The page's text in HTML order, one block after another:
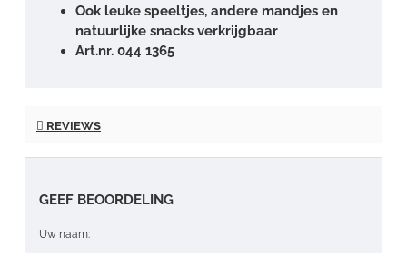
Ook leuke speeltjes, andere mandjes en
natuurlijke snacks verkrijgbaar
Art.nr. 044 1365
REVIEWS
GEEF BEOORDELING
Uw naam: